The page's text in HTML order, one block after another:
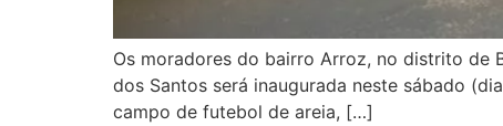
Os moradores do bairro Arroz, no distrito de
dos Santos será inaugurada neste sábado
campo de futebol de areia, […]